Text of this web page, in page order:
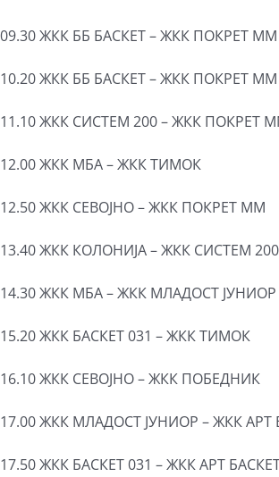
09.30 ЖКК ББ БАСКЕТ – ЖКК ПОКРЕТ ММ
10.20 ЖКК ББ БАСКЕТ – ЖКК ПОКРЕТ ММ
11.10 ЖКК СИСТЕМ 200 – ЖКК ПОКРЕТ
12.00 ЖКК МБА – ЖКК ТИМОК
12.50 ЖКК СЕВОЈНО – ЖКК ПОКРЕТ ММ
13.40 ЖКК КОЛОНИЈА – ЖКК СИСТЕМ
14.30 ЖКК МБА – ЖКК МЛАДОСТ ЈУНИОР
15.20 ЖКК БАСКЕТ 031 – ЖКК ТИМОК
16.10 ЖКК СЕВОЈНО – ЖКК ПОБЕДНИК
17.00 ЖКК МЛАДОСТ ЈУНИОР – ЖКК АРТ
17.50 ЖКК БАСКЕТ 031 – ЖКК АРТ